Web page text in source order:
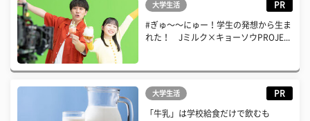
大学生活 PR
#ぎゅ〜〜にゅー！学生の発想から生ま
れた！ Jミルク×キョーソウPROJE...
大学生活 PR
「牛乳」は学校給食だけで飲むも